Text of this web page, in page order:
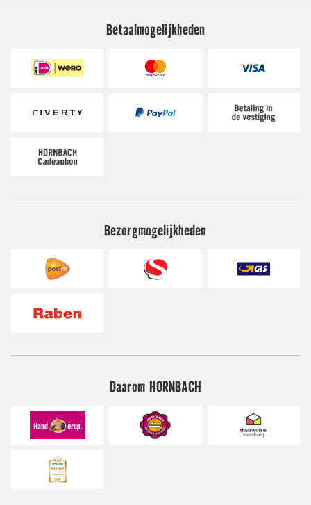
Betaalmogelijkheden
Bezorgmogelijkheden
Daarom HORNBACH